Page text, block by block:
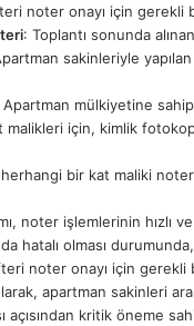
noter onayı için gerekli
: Toplantı sonunda
sakinleriyle
Apartman mülkiyetine
malikleri için, kimlik
bir kat maliki
noter işlemlerinin hızlı
hatalı olması
noter onayı için
apartman sakinleri
açısından kritik öneme